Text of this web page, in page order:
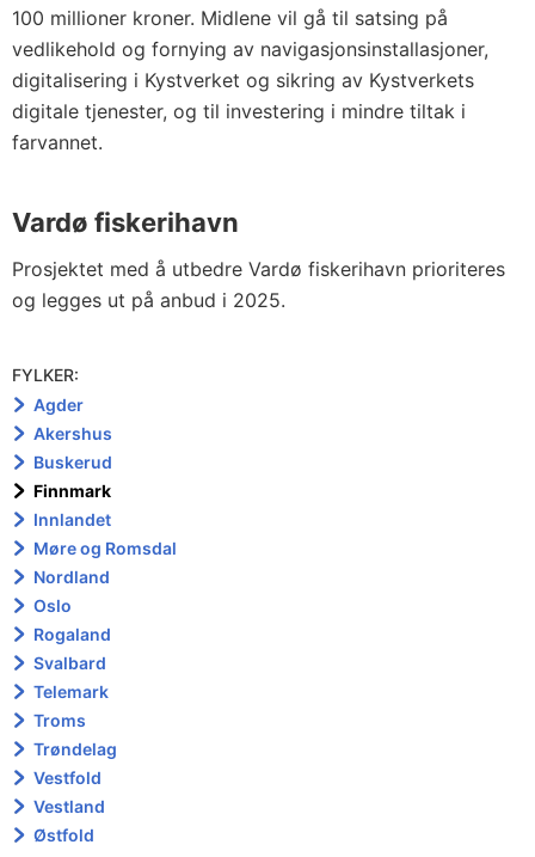
100 millioner kroner. Midlene vil gå til satsing på
vedlikehold og fornying av navigasjonsinstallasjoner,
digitalisering i Kystverket og sikring av Kystverkets
digitale tjenester, og til investering i mindre tiltak i
farvannet.
Vardø fiskerihavn
Prosjektet med å utbedre Vardø fiskerihavn prioriteres
og legges ut på anbud i 2025.
FYLKER:
Agder
Akershus
Buskerud
Finnmark
Innlandet
Møre og Romsdal
Nordland
Oslo
Rogaland
Svalbard
Telemark
Troms
Trøndelag
Vestfold
Vestland
Østfold